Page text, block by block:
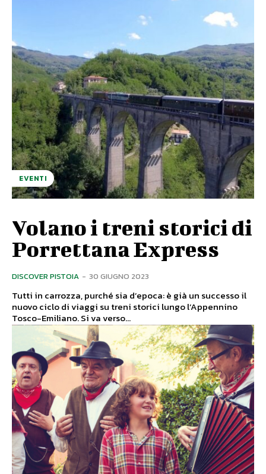
EVENTI
Volano i treni storici di
Porrettana Express
DISCOVER PISTOIA - 30 GIUGNO 2023
Tutti in carrozza, purché sia d’epoca: è già un successo il
nuovo ciclo di viaggi su treni storici lungo l’Appennino
Tosco-Emiliano. Si va verso...